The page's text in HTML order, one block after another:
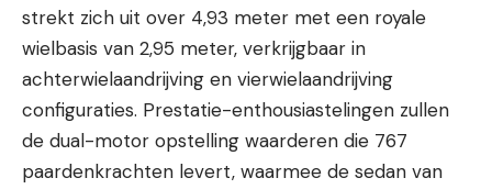
strekt zich uit over 4,93 meter met een royale
wielbasis van 2,95 meter, verkrijgbaar in
achterwielaandrijving en vierwielaandrijving
configuraties. Prestatie-enthousiastelingen zullen
de dual-motor opstelling waarderen die 767
paardenkrachten levert, waarmee de sedan van